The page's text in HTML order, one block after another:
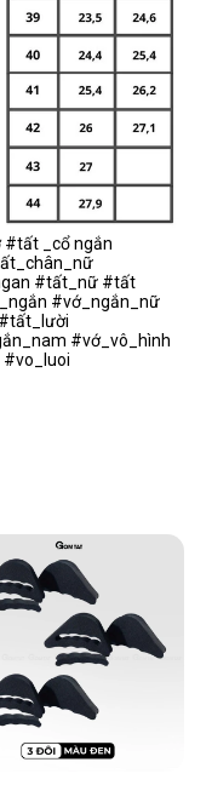
_cổ ngắn
#tất_nữ #tất
#vớ_ngắn_nữ
#vớ_vô_hình